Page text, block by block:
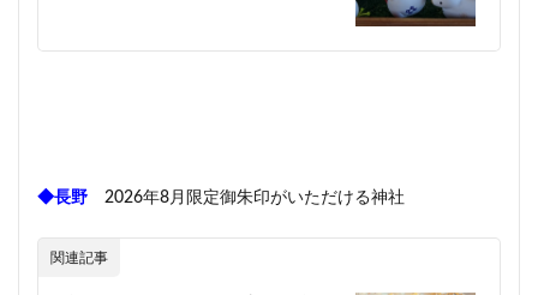
◆長野 2026年8月限定御朱印がいただける神社
関連記事